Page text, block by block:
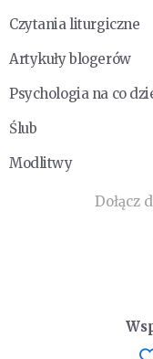
Czytania liturgiczne
Artykuły blogerów
Psychologia na co
Ślub
Modlitwy
Dołącz